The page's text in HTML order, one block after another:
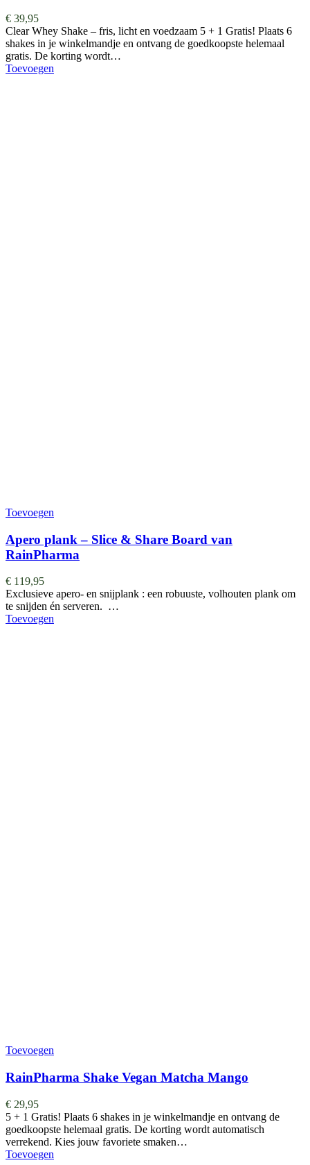
€ 39,95
Clear Whey Shake – fris, licht en voedzaam 5 + 1 Gratis! Plaats 6
shakes in je winkelmandje en ontvang de goedkoopste helemaal
gratis. De korting wordt…
Toevoegen
Toevoegen
Apero plank – Slice & Share Board van
RainPharma
€ 119,95
Exclusieve apero- en snijplank : een robuuste, volhouten plank om
te snijden én serveren. …
Toevoegen
Toevoegen
RainPharma Shake Vegan Matcha Mango
€ 29,95
5 + 1 Gratis! Plaats 6 shakes in je winkelmandje en ontvang de
goedkoopste helemaal gratis. De korting wordt automatisch
verrekend. Kies jouw favoriete smaken…
Toevoegen